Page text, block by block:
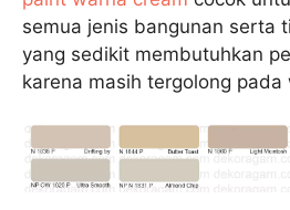
semua jenis bangunan serta
yang sedikit membutuhkan
karena masih tergolong pada